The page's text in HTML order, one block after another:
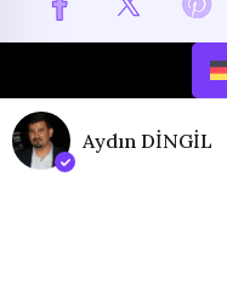
vorbehalten.
Aydın DİNGİL